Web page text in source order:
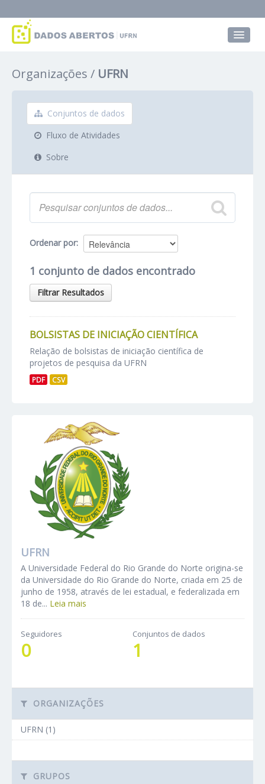
Grupos
Sobre
Organizações UFRN
Conjuntos de dados
Fluxo de Atividades
Sobre
Ordenar por
1 conjunto de dados encontrado
Filtrar Resultados
BOLSISTAS DE INICIAÇÃO CIENTÍFICA
Relação de bolsistas de iniciação científica de
projetos de pesquisa da UFRN
PDF CSV
UFRN
A Universidade Federal do Rio Grande do Norte origina-se
da Universidade do Rio Grande do Norte, criada em 25 de
junho de 1958, através de lei estadual, e federalizada em
18 de... Leia mais
Seguidores
0
Conjuntos de dados
1
ORGANIZAÇÕES
UFRN (1)
GRUPOS